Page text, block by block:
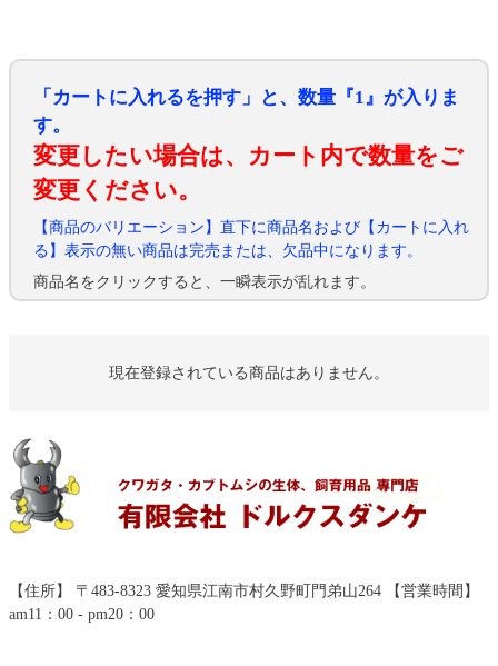
「カートに入れるを押す」と、数量『1』が入りま
す。
変更したい場合は、カート内で数量をご
変更ください。
【商品のバリエーション】直下に商品名および【カートに入れ
る】表示の無い商品は完売または、欠品中になります。
商品名をクリックすると、一瞬表示が乱れます。
現在登録されている商品はありません。
【住所】 〒483-8323 愛知県江南市村久野町門弟山264 【営業時間】
am11：00 - pm20：00